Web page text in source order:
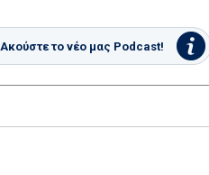
Ακούστε το νέο μας Podcast!